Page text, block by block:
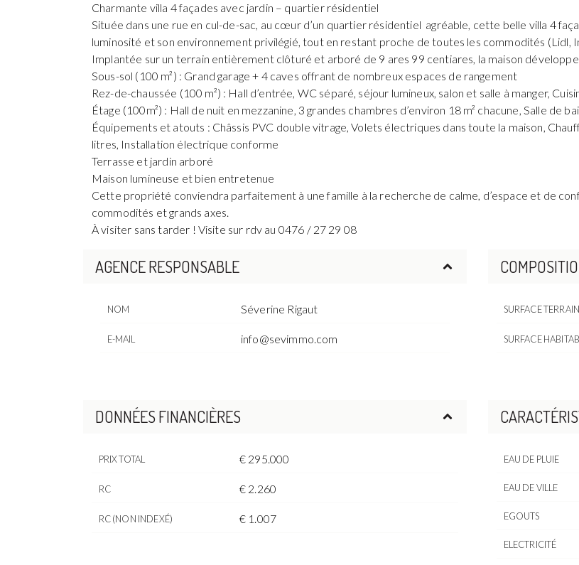
Charmante villa 4 façades avec jardin – quartier résidentiel
Située dans une rue en cul-de-sac, au cœur d’un quartier résidentiel agréable, cette belle villa 4
luminosité et son environnement privilégié, tout en restant proche de toutes les commodités (Lidl,
Implantée sur un terrain entièrement clôturé et arboré de 9 ares 99 centiares, la maison
Sous-sol (100 m²) : Grand garage + 4 caves offrant de nombreux espaces de rangement
Rez-de-chaussée (100 m²) : Hall d’entrée, WC séparé, séjour lumineux, salon et salle à manger,
Étage (100m²) : Hall de nuit en mezzanine, 3 grandes chambres d’environ 18 m² chacune, Salle de
Équipements et atouts : Châssis PVC double vitrage, Volets électriques dans toute la maison,
litres, Installation électrique conforme
Terrasse et jardin arboré
Maison lumineuse et bien entretenue
Cette propriété conviendra parfaitement à une famille à la recherche de calme, d’espace et de
commodités et grands axes.
À visiter sans tarder ! Visite sur rdv au 0476 / 27 29 08
AGENCE RESPONSABLE
NOM Séverine Rigaut
E-MAIL info@sevimmo.com
DONNÉES FINANCIÈRES
PRIX TOTAL € 295.000
RC € 2.260
RC (NON INDEXÉ) € 1.007
SURFACE TERRAIN
SURFACE
EAU DE PLUIE
EAU DE VILLE
EGOUTS
ELECTRICITÉ